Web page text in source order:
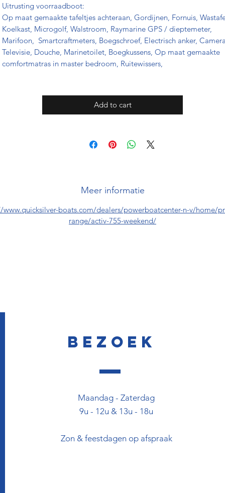
Uitrusting voorraadboot:
Op maat gemaakte tafeltjes achteraan, Gordijnen, Fornuis,
Koelkast, Microgolf, Walstroom, Raymarine GPS / dieptemeter,
Marifoon, Smartcraftmeters, Boegschroef, Electrisch anker,
Televisie, Douche, Marinetoilet, Boegkussens, Op maat gemaakte
comfortmatras in master bedroom, Ruitewissers,
Add to cart
Meer informatie
www.quicksilver-boats.com/dealers/powerboatcenter-n-v/home/
range/activ-755-weekend/
Bezoek
Maandag - Zaterdag
9u - 12u & 13u - 18u
Zon & feestdagen op afspraak